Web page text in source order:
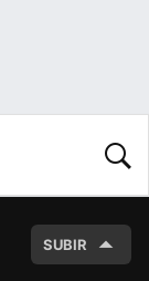
SUBIR